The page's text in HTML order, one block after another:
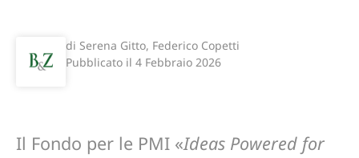
di Serena Gitto, Federico Copetti
Pubblicato il 4 Febbraio 2026
Il Fondo per le PMI «Ideas Powered for